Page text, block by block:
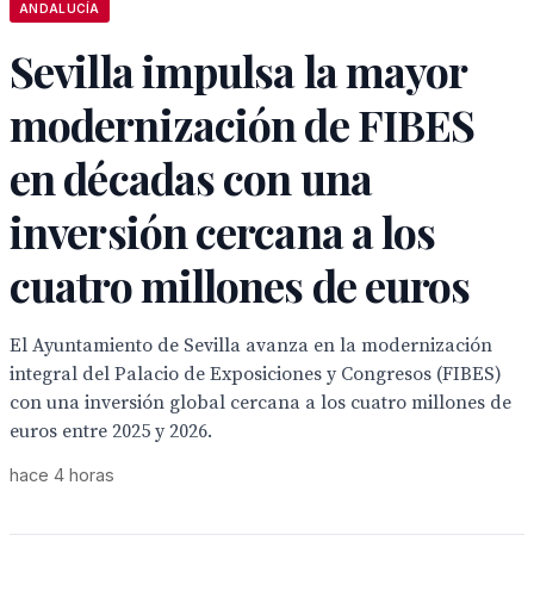
ANDALUCÍA
Sevilla impulsa la mayor
modernización de FIBES
en décadas con una
inversión cercana a los
cuatro millones de euros
El Ayuntamiento de Sevilla avanza en la modernización
integral del Palacio de Exposiciones y Congresos (FIBES)
con una inversión global cercana a los cuatro millones de
euros entre 2025 y 2026.
hace 4 horas